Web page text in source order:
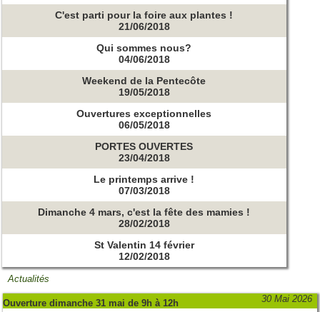
C'est parti pour la foire aux plantes !
21/06/2018
Qui sommes nous?
04/06/2018
Weekend de la Pentecôte
19/05/2018
Ouvertures exceptionnelles
06/05/2018
PORTES OUVERTES
23/04/2018
Le printemps arrive !
07/03/2018
Dimanche 4 mars, c'est la fête des mamies !
28/02/2018
St Valentin 14 février
12/02/2018
Actualités
30 Mai 2026
Ouverture dimanche 31 mai de 9h à 12h